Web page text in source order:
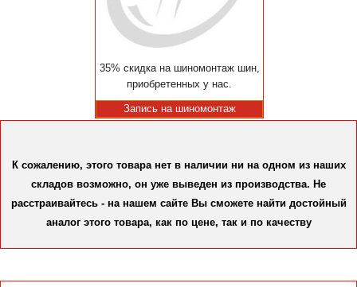
35% скидка на шиномонтаж шин,
приобретенных у нас.
Запись на шиномонтаж
К сожалению, этого товара нет в наличии ни на одном из наших
складов возможно, он уже выведен из производства. Не
расстраивайтесь - на нашем сайте Вы сможете найти достойный
аналог этого товара, как по цене, так и по качеству